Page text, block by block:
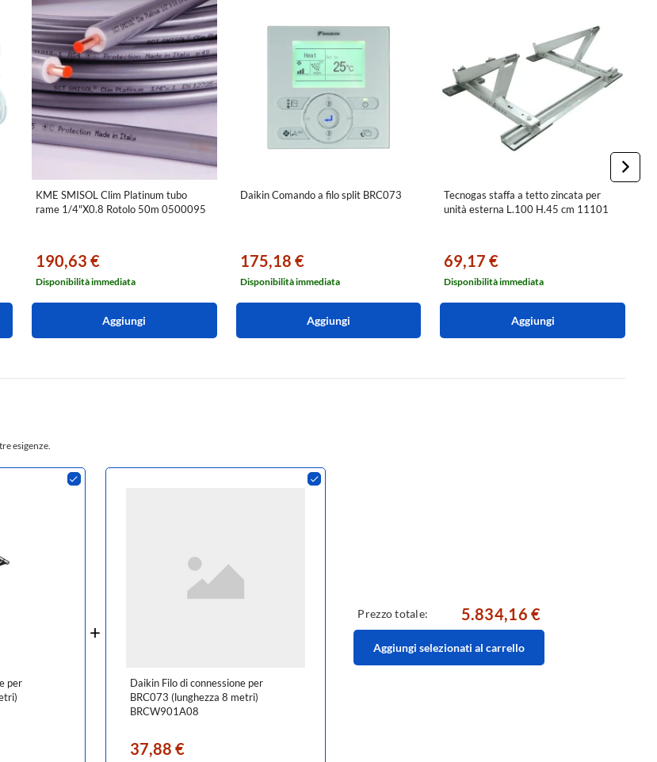
KME SMISOL Clim Platinum tubo
rame 1/4"X0.8 Rotolo 50m 0500095
190,63 €
Disponibilità immediata
Aggiungi
Daikin Comando a filo split BRC073
175,18 €
Disponibilità immediata
Aggiungi
Tecnogas staffa a tetto zincata per
unità esterna L.100 H.45 cm 11101
69,17 €
Disponibilità immediata
Aggiungi
esigenze.
per
Daikin Filo di connessione per
BRC073 (lunghezza 8 metri)
BRCW901A08
37,88 €
Prezzo totale: 5.834,16 €
Aggiungi selezionati al carrello